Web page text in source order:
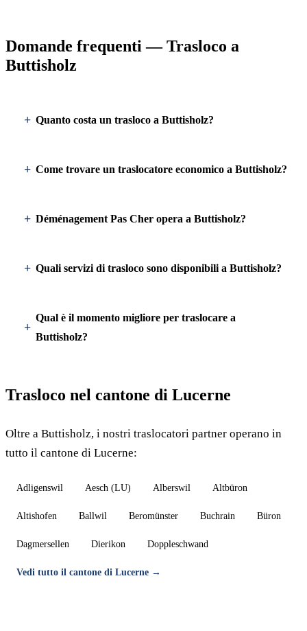
Domande frequenti — Trasloco a
Buttisholz
Quanto costa un trasloco a Buttisholz?
Come trovare un traslocatore economico a Buttisholz?
Déménagement Pas Cher opera a Buttisholz?
Quali servizi di trasloco sono disponibili a Buttisholz?
Qual è il momento migliore per traslocare a
Buttisholz?
Trasloco nel cantone di Lucerne
Oltre a Buttisholz, i nostri traslocatori partner operano in
tutto il cantone di Lucerne:
Adligenswil Aesch (LU) Alberswil Altbüron
Altishofen Ballwil Beromünster Buchrain Büron
Dagmersellen Dierikon Doppleschwand
Vedi tutto il cantone di Lucerne →